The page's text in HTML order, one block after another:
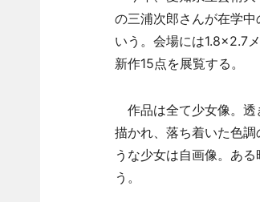
の三浦次郎さんが在学
いう。会場には1.8×2.7
新作15点を展覧する。
作品は全て少女像。透
描かれ、落ち着いた色
うな少女は自画像。あ
う。